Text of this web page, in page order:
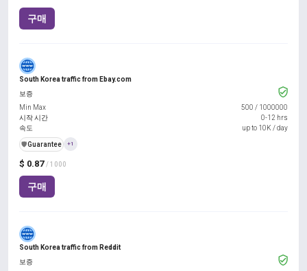
구매
South Korea traffic from Ebay.com
$ 0.87 / 1000
구매
보증
Min Max
500 / 1000000
시작 시간
0-12 hrs
속도
up to 10K / day
️🛡️Guarantee +1
South Korea traffic from Reddit
보증